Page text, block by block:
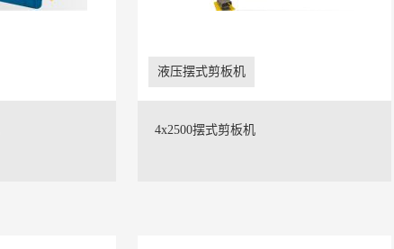
液压摆式剪板机
4x2500摆式剪板机